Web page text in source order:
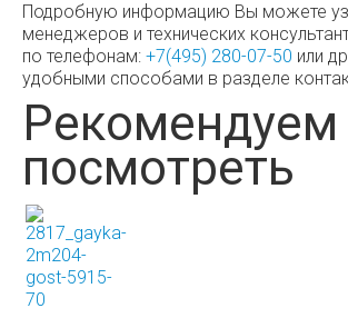
Подробную информацию Вы можете
менеджеров и технических
по телефонам: +7(495) 280-07-50 или
удобными способами в разделе
Рекомендуем
посмотреть